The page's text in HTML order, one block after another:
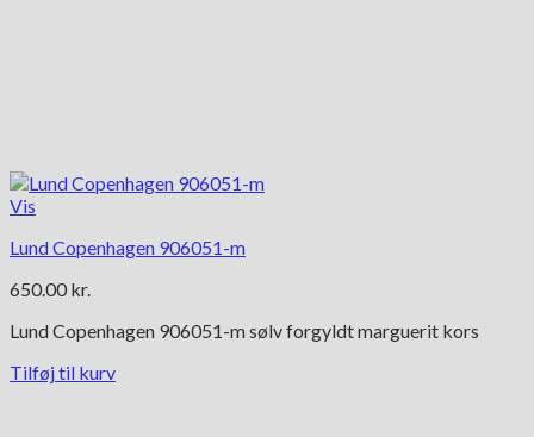
Vis
Lund Copenhagen 906051-m
650.00 kr.
Lund Copenhagen 906051-m sølv forgyldt marguerit kors
Tilføj til kurv